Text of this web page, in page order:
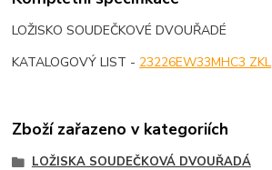
LOŽISKO SOUDEČKOVÉ DVOUŘADÉ
KATALOGOVÝ LIST - 23226EW33MHC3 ZKL
Zboží zařazeno v kategoriích
LOŽISKA SOUDEČKOVÁ DVOUŘADÁ